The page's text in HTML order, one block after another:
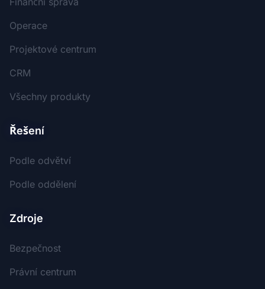
Operace
Projektové centrum
CRM
Všechny produkty
Řešení
Podle odvětví
Podle oddělení
Zdroje
Bezpečnost
Právní centrum